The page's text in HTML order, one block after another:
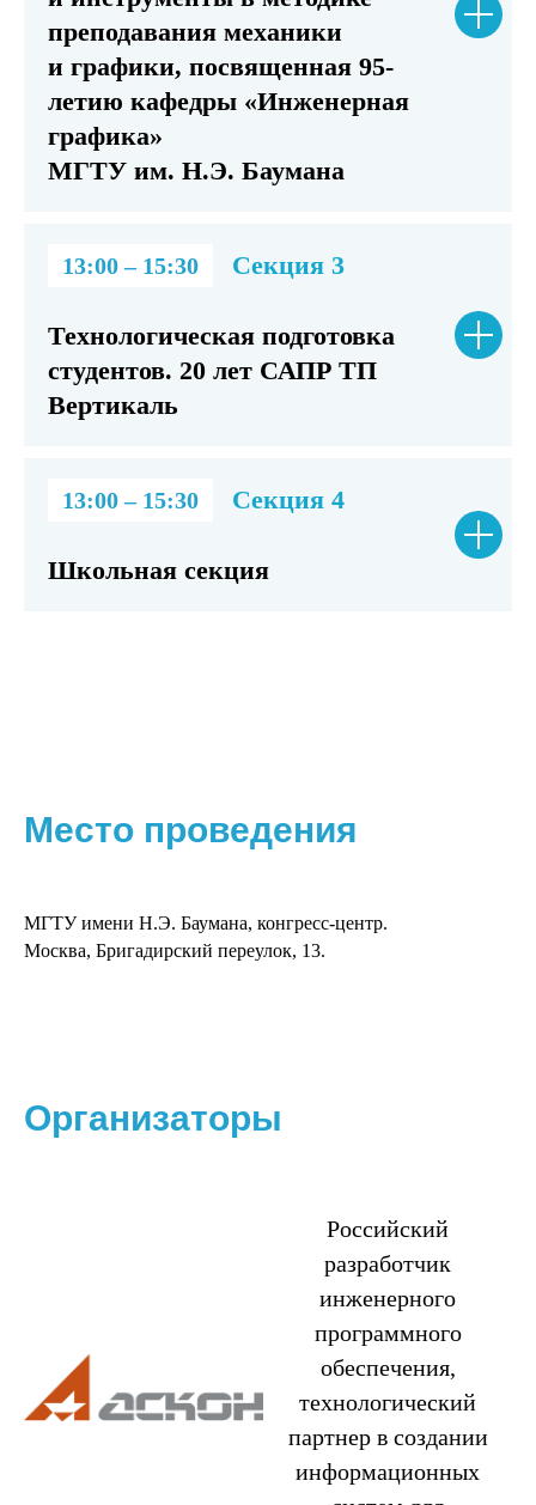
преподавания механики
и графики, посвященная 95-
летию кафедры «Инженерная
графика»
МГТУ им. Н.Э. Баумана
13:00 – 15:30 Секция 3
Технологическая подготовка
студентов. 20 лет САПР ТП
Вертикаль
13:00 – 15:30 Секция 4
Школьная секция
Место проведения
МГТУ имени Н.Э. Баумана, конгресс-центр.
Москва, Бригадирский переулок, 13.
Организаторы
Российский
разработчик
инженерного
программного
обеспечения,
технологический
партнер в создании
информационных